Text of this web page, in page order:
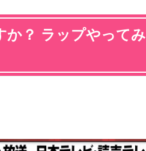
か？ ラップやってみ